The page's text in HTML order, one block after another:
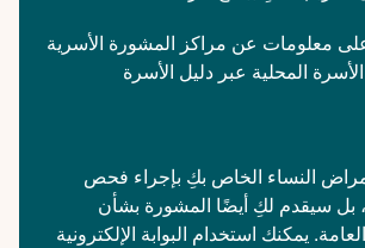
معلومات عن مراكز المشورة الأسرية
المحلية عبر دليل الأسرة
النساء الخاص بكِ بإجراء فحص
سيقدم لكِ أيضًا المشورة بشأن
يمكنك استخدام البوابة الإلكترونية